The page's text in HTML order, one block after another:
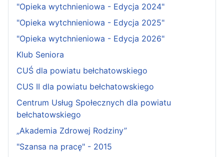
"Opieka wytchnieniowa - Edycja 2024"
"Opieka wytchnieniowa - Edycja 2025"
"Opieka wytchnieniowa - Edycja 2026"
Klub Seniora
CUŚ dla powiatu bełchatowskiego
CUS II dla powiatu bełchatowskiego
Centrum Usług Społecznych dla powiatu
bełchatowskiego
„Akademia Zdrowej Rodziny”
"Szansa na pracę" - 2015